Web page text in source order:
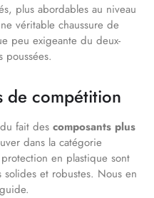
plus abordables au niveau
véritable chaussure de
peu exigeante du deux-
poussées.
de compétition
fait des composants plus
dans la catégorie
en plastique sont
solides et robustes. Nous en